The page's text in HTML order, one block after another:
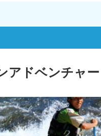
アドベンチャー